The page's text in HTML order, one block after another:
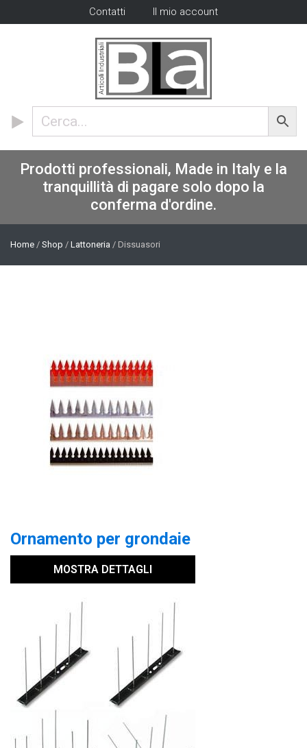
Contatti Il mio account
Prodotti professionali, Made in Italy e la
tranquillità di pagare solo dopo la
conferma d'ordine.
Home / Shop / Lattoneria / Dissuasori
Ornamento per grondaie
MOSTRA DETTAGLI